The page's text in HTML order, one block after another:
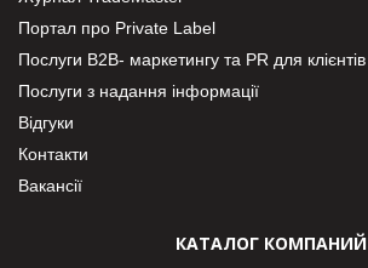
Портал про Private Label
Послуги В2В- маркетингу та PR для клієнтів
Послуги з надання інформації
Відгуки
Контакти
Вакансії
КАТАЛОГ КОМПАНИЙ